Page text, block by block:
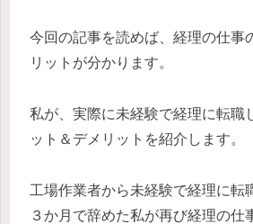
今回の記事を読めば、経理の仕事
リットが分かります。
私が、実際に未経験で経理に転職
ット＆デメリットを紹介します。
工場作業者から未経験で経理に転
３か月で辞めた私が再び経理の仕